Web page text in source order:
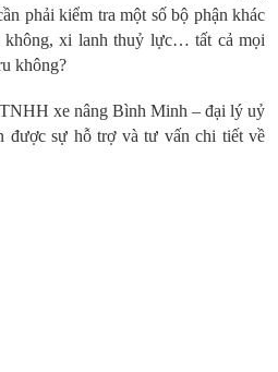
phải kiểm tra một số bộ phận khác
không, xi lanh thuỷ lực… tất cả mọi
không?
xe nâng Bình Minh – đại lý uỷ
được sự hỗ trợ và tư vấn chi tiết về